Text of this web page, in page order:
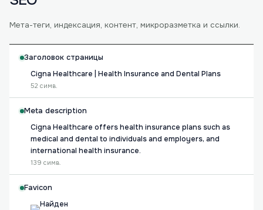
Мета-теги, индексация, контент, микроразметка и ссылки.
Заголовок страницы
Cigna Healthcare | Health Insurance and Dental Plans
52 симв.
Meta description
Cigna Healthcare offers health insurance plans such as
medical and dental to individuals and employers, and
international health insurance.
139 симв.
Favicon
Найден